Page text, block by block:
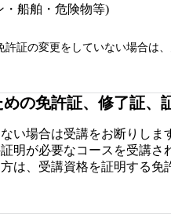
・船舶・危険物等)
証の変更をしていない場合は
の免許証、修了証、
い場合は受講をお断りしま
明が必要なコースを受講
は、受講資格を証明する